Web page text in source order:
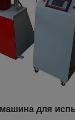
для